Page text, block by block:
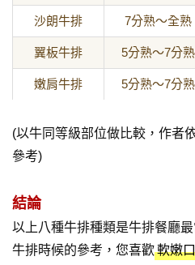
沙朗牛排 7分熟～全熟
翼板牛排 5分熟～7分熟
嫩肩牛排 5分熟～7分熟
(以牛同等級部位做比較，作者
參考)
結論
以上八種牛排種類是牛排餐廳
牛排時候的參考，您喜歡軟嫩